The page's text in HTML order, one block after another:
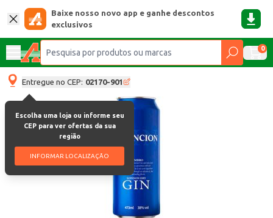
Baixe nosso novo app e ganhe descontos
exclusivos
0
Entregue no CEP: 02170-901
Escolha uma loja ou informe seu
CEP para ver ofertas da sua
região
INFORMAR LOCALIZAÇÃO